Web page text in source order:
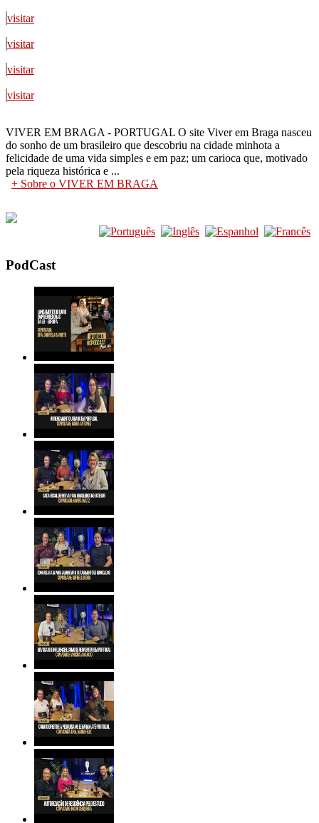
visitar
visitar
visitar
visitar
VIVER EM BRAGA - PORTUGAL O site Viver em Braga nasceu
do sonho de um brasileiro que descobriu na cidade minhota a
felicidade de uma vida simples e em paz; um carioca que, motivado
pela riqueza histórica e ...
+ Sobre o VIVER EM BRAGA
PodCast